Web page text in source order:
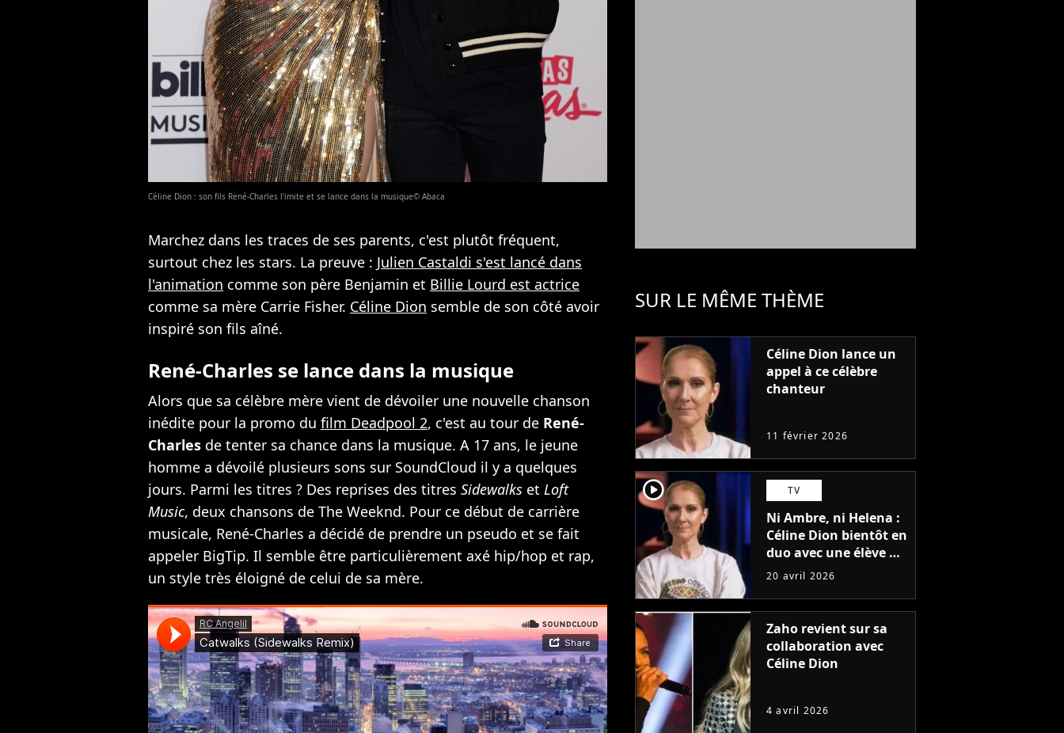
Céline Dion : son fils René-Charles l'imite et se lance dans la musique© Abaca
Marchez dans les traces de ses parents, c'est plutôt fréquent,
surtout chez les stars. La preuve : Julien Castaldi s'est lancé dans
l'animation comme son père Benjamin et Billie Lourd est actrice
comme sa mère Carrie Fisher. Céline Dion semble de son côté avoir
inspiré son fils aîné.
René-Charles se lance dans la musique
Alors que sa célèbre mère vient de dévoiler une nouvelle chanson
inédite pour la promo du film Deadpool 2, c'est au tour de René-
Charles de tenter sa chance dans la musique. A 17 ans, le jeune
homme a dévoilé plusieurs sons sur SoundCloud il y a quelques
jours. Parmi les titres ? Des reprises des titres Sidewalks et Loft
Music, deux chansons de The Weeknd. Pour ce début de carrière
musicale, René-Charles a décidé de prendre un pseudo et se fait
appeler BigTip. Il semble être particulièrement axé hip/hop et rap,
un style très éloigné de celui de sa mère.
SUR LE MÊME THÈME
Céline Dion lance un
appel à ce célèbre
chanteur
11 février 2026
player2 TV
Ni Ambre, ni Helena :
Céline Dion bientôt en
duo avec une élève de
la Star Academy pour
20 avril 2026
Zaho revient sur sa
collaboration avec
Céline Dion
4 avril 2026